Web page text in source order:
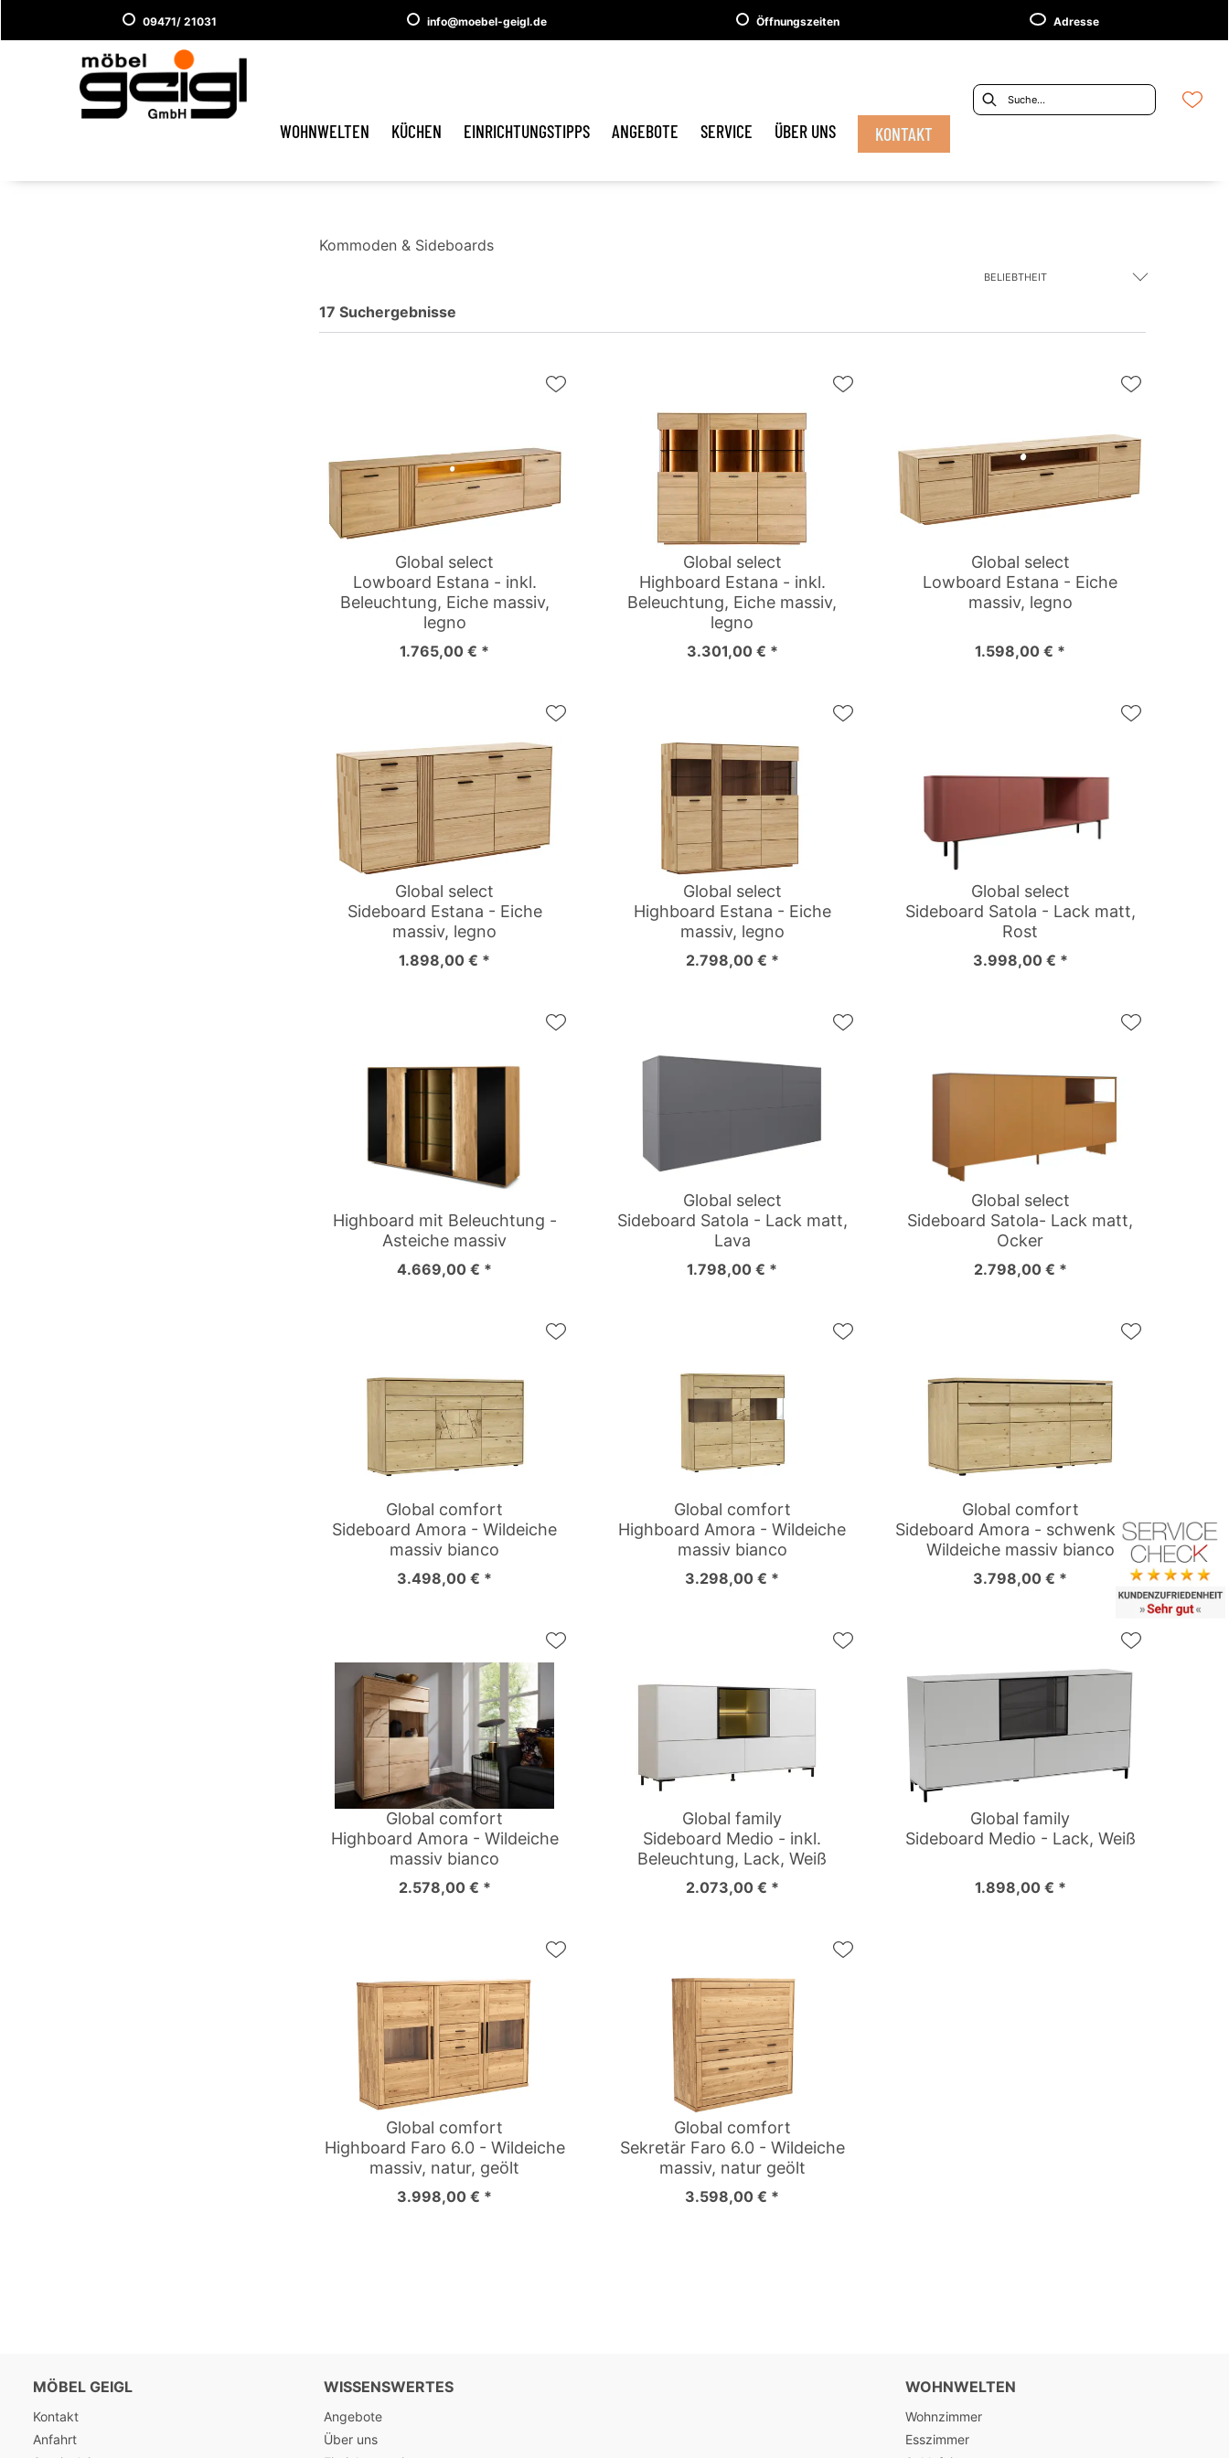
09471/ 21031 info@moebel-geigl.de Öffnungszeiten Adresse
WOHNWELTEN KÜCHEN EINRICHTUNGSTIPPS ANGEBOTE SERVICE ÜBER UNS KONTAKT
Kommoden & Sideboards
BELIEBTHEIT
17 Suchergebnisse
Global select
Lowboard Estana - inkl.
Beleuchtung, Eiche massiv,
legno
1.765,00 € *
Global select
Highboard Estana - inkl.
Beleuchtung, Eiche massiv,
legno
3.301,00 € *
Global select
Lowboard Estana - Eiche
massiv, legno
1.598,00 € *
Global select
Sideboard Estana - Eiche
massiv, legno
1.898,00 € *
Global select
Highboard Estana - Eiche
massiv, legno
2.798,00 € *
Global select
Sideboard Satola - Lack matt,
Rost
3.998,00 € *
Highboard mit Beleuchtung -
Asteiche massiv
4.669,00 € *
Global select
Sideboard Satola - Lack matt,
Lava
1.798,00 € *
Global select
Sideboard Satola- Lack matt,
Ocker
2.798,00 € *
Global comfort
Sideboard Amora - Wildeiche
massiv bianco
3.498,00 € *
Global comfort
Highboard Amora - Wildeiche
massiv bianco
3.298,00 € *
Global comfort
Sideboard Amora - schwenkbar,
Wildeiche massiv bianco
3.798,00 € *
Global comfort
Highboard Amora - Wildeiche
massiv bianco
2.578,00 € *
Global family
Sideboard Medio - inkl.
Beleuchtung, Lack, Weiß
2.073,00 € *
Global family
Sideboard Medio - Lack, Weiß
1.898,00 € *
Global comfort
Highboard Faro 6.0 - Wildeiche
massiv, natur, geölt
3.998,00 € *
Global comfort
Sekretär Faro 6.0 - Wildeiche
massiv, natur geölt
3.598,00 € *
MÖBEL GEIGL
Kontakt
Anfahrt
WISSENSWERTES
Angebote
Über uns
WOHNWELTEN
Wohnzimmer
Esszimmer